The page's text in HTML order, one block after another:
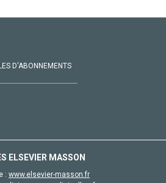
D'ABONNEMENTS
ELSEVIER MASSON
: www.elsevier-masson.fr